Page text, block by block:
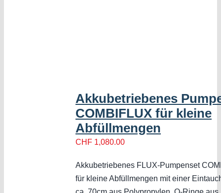
Akkubetriebenes
COMBIFLUX für kleine
Abfüllmengen
CHF 1,080.00
Akkubetriebenes FLUX-Pumpenset
für kleine Abfüllmengen mit einer